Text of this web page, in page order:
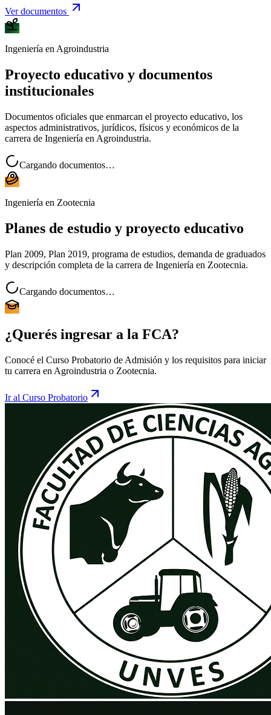
Ver documentos
Ingeniería en Agroindustria
Proyecto educativo y documentos
institucionales
Documentos oficiales que enmarcan el proyecto educativo, los
aspectos administrativos, jurídicos, físicos y económicos de la
carrera de Ingeniería en Agroindustria.
Cargando documentos…
Ingeniería en Zootecnia
Planes de estudio y proyecto educativo
Plan 2009, Plan 2019, programa de estudios, demanda de graduados
y descripción completa de la carrera de Ingeniería en Zootecnia.
Cargando documentos…
¿Querés ingresar a la FCA?
Conocé el Curso Probatorio de Admisión y los requisitos para iniciar
tu carrera en Agroindustria o Zootecnia.
Ir al Curso Probatorio